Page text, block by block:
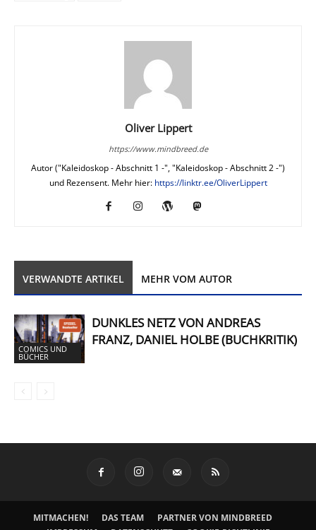
Oliver Lippert
https://www.mindbreed.de
Autor ("Kaleidoskop - Abschnitt 1 -", "Kaleidoskop - Abschnitt 2 -")
und Rezensent. Mehr hier: https://linktr.ee/OliverLippert
VERWANDTE ARTIKEL MEHR VOM AUTOR
COMICS UND
BÜCHER
DUNKLES NETZ VON ANDREAS
FRANZ, DANIEL HOLBE (BUCHKRITIK)
MITMACHEN! DAS TEAM
PARTNER VON MINDBREED